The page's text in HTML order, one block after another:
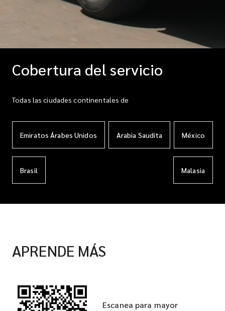
Cobertura del servicio
Todas las ciudades continentales de
Emiratos Árabes Unidos Arabia Saudita México
Brasil Malasia
APRENDE MÁS
Escanea para mayor